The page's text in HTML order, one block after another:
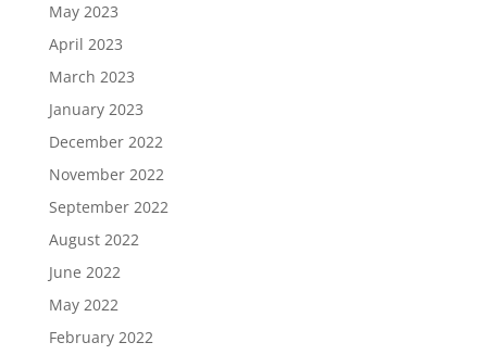
May 2023
April 2023
March 2023
January 2023
December 2022
November 2022
September 2022
August 2022
June 2022
May 2022
February 2022